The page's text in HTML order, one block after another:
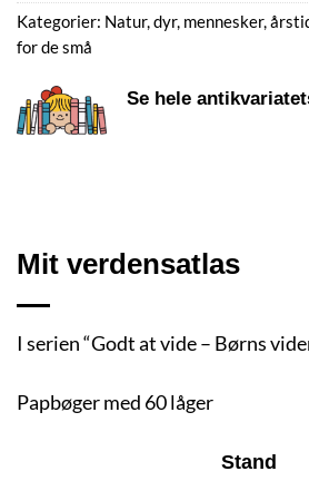
Kategorier: Natur, dyr, mennesker,
for de små
Se hele
Mit verdensatlas
I serien “Godt at vide – Børns
Papbøger med 60 låger
Stand